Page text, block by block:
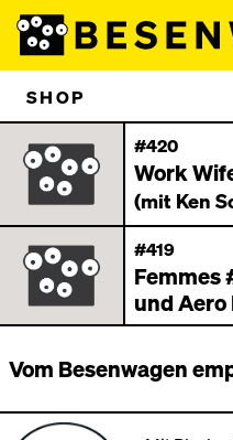
SHOP
#420
Work
(mit Ken
#419
Femmes
und Aero
Vom Besenwagen